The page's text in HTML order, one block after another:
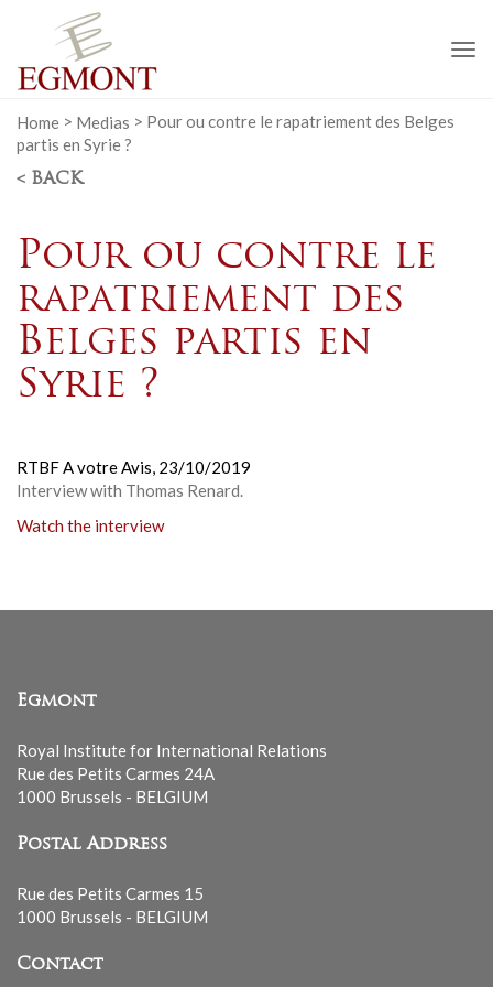
Home > Medias > Pour ou contre le rapatriement des Belges
partis en Syrie ?
< BACK
Pour ou contre le
rapatriement des
Belges partis en
Syrie ?
RTBF A votre Avis, 23/10/2019
Interview with Thomas Renard.
Watch the interview
Egmont
Royal Institute for International Relations
Rue des Petits Carmes 24A
1000 Brussels - BELGIUM
Postal Address
Rue des Petits Carmes 15
1000 Brussels - BELGIUM
Contact